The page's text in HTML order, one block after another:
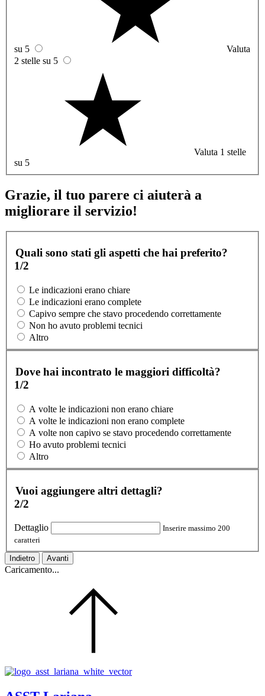
su 5
Valuta
2 stelle su 5
Valuta 1 stelle
su 5
Grazie, il tuo parere ci aiuterà a
migliorare il servizio!
Quali sono stati gli aspetti che hai preferito?
1/2
Le indicazioni erano chiare
Le indicazioni erano complete
Capivo sempre che stavo procedendo correttamente
Non ho avuto problemi tecnici
Altro
Dove hai incontrato le maggiori difficoltà?
1/2
A volte le indicazioni non erano chiare
A volte le indicazioni non erano complete
A volte non capivo se stavo procedendo correttamente
Ho avuto problemi tecnici
Altro
Vuoi aggiungere altri dettagli?
2/2
Dettaglio
Inserire massimo 200
caratteri
Indietro Avanti
Caricamento...